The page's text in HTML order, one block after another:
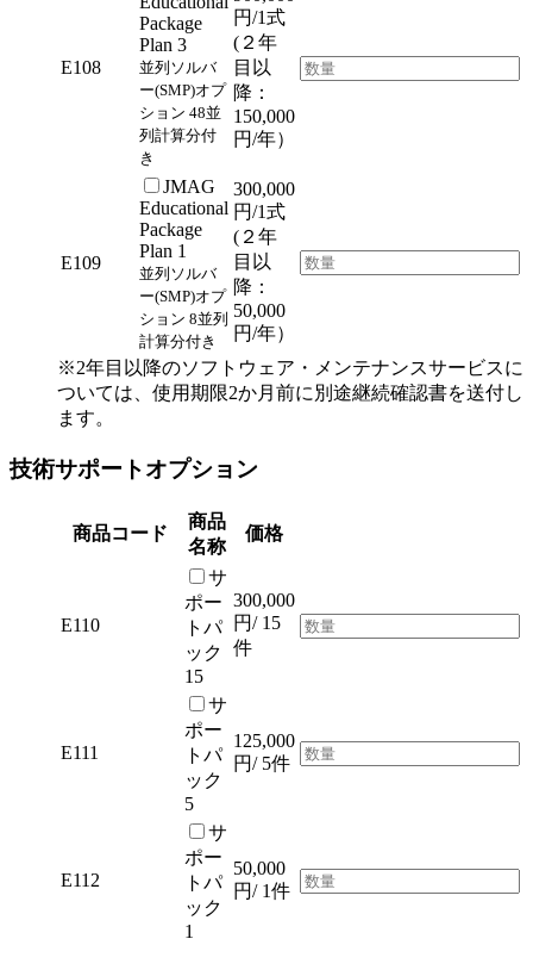
E108
Package
Plan 3
並列ソルバ
ー(SMP)オプ
ション 48並
列計算分付
き
円/1式
(２年
目以
降：
150,000
円/年）
E109
JMAG
Educational
Package
Plan 1
並列ソルバ
ー(SMP)オプ
ション 8並列
計算分付き
300,000
円/1式
(２年
目以
降：
50,000
円/年）
※2年目以降のソフトウェア・メンテナンスサービスに
ついては、使用期限2か月前に別途継続確認書を送付し
ます。
技術サポートオプション
商品コード
商品
名称
価格
E110
サ
ポー
トパ
ック
15
300,000
円/ 15
件
E111
サ
ポー
トパ
ック
5
125,000
円/ 5件
E112
サ
ポー
トパ
ック
1
50,000
円/ 1件